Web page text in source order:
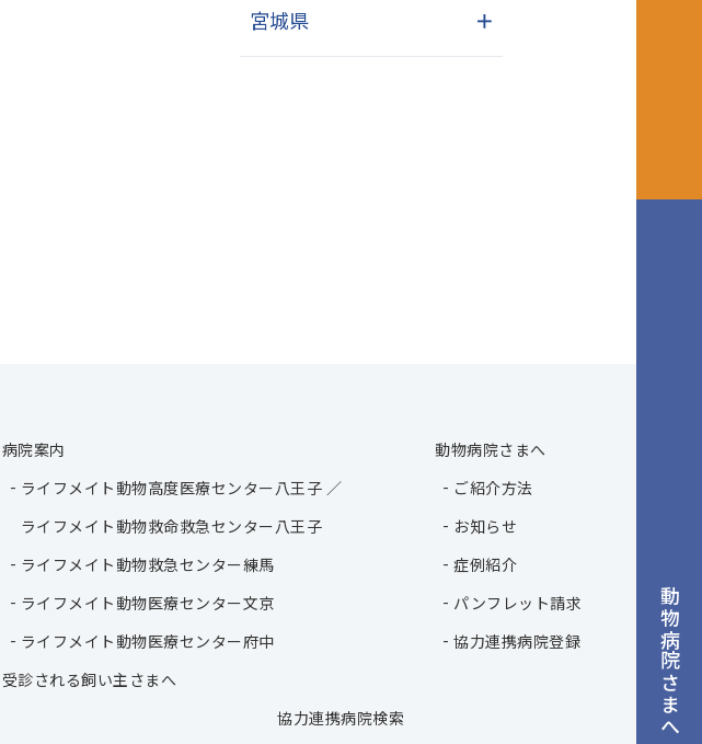
動物病院さまへ
宮城県 ＋
病院案内
ライフメイト動物高度医療センター八王子 ／
ライフメイト動物救命救急センター八王子
ライフメイト動物救急センター練馬
ライフメイト動物医療センター文京
ライフメイト動物医療センター府中
受診される飼い主さまへ
動物病院さまへ
ご紹介方法
お知らせ
症例紹介
パンフレット請求
協力連携病院登録
協力連携病院検索